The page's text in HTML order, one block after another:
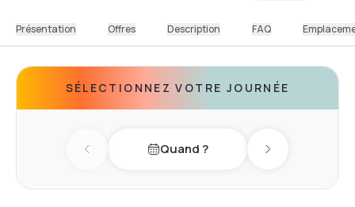
Présentation Offres Description FAQ
SÉLECTIONNEZ VOTRE JOURNÉE
Previous dayQuand ? Next day